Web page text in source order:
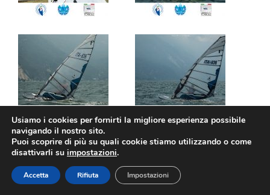
Usiamo i cookies per fornirti la migliore esperienza possibile
navigando il nostro sito.
Puoi scoprire di più su quali cookie stiamo utilizzando o come
disattivarli su impostazioni.
Accetta Rifiuta Impostazioni